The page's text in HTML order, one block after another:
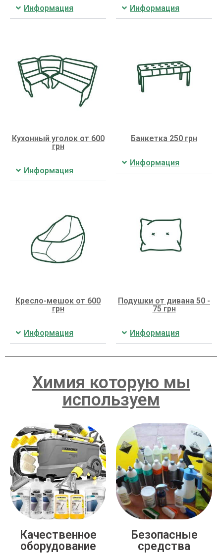
Информация Информация
Кухонный уголок от 600
грн
Информация
Банкетка 250 грн
Информация
Кресло-мешок от 600
грн
Информация
Подушки от дивана 50 -
75 грн
Информация
Химия которую мы
используем
Качественное
оборудование
Безопасные
средства